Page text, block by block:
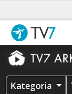
Kategoria